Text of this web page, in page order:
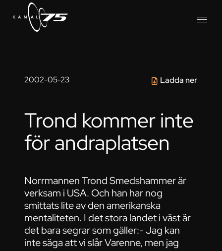
2002-05-23 Ladda ner
Trond kommer inte
för andraplatsen
Norrmannen Trond Smedshammer är
verksam i USA. Och han har nog
smittats lite av den amerikanska
mentaliteten. I det stora landet i väst är
det bara segrar som gäller:- Jag kan
inte säga att vi slår Varenne, men jag